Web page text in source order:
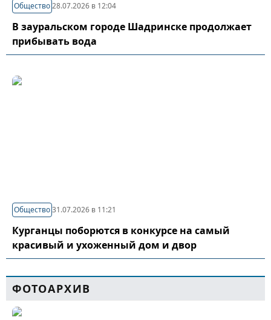
Общество28.07.2026 в 12:04
В зауральском городе Шадринске продолжает
прибывать вода
Общество31.07.2026 в 11:21
Курганцы поборются в конкурсе на самый
красивый и ухоженный дом и двор
ФОТОАРХИВ